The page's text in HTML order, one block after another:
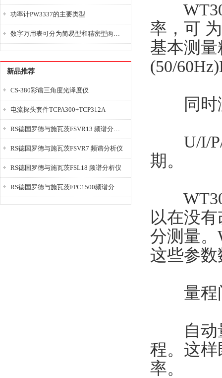
功率计PW3337的主要类型
数字万用表可分为简易型和精密型两大类
新品推荐
CS-380彩谱三角度光泽度仪
电流探头套件TCPA300+TCP312A
RS德国罗德与施瓦茨FSVR13 频谱分析仪
RS德国罗德与施瓦茨FSVR7 频谱分析仪
RS德国罗德与施瓦茨FSL18 频谱分析仪
RS德国罗德与施瓦茨FPC1500频谱分析仪
率，可
基本测量
(50/
同时
U/I/P/
期。
以在没
分测量。
这些参数
量程间
自动量
程。这
率。